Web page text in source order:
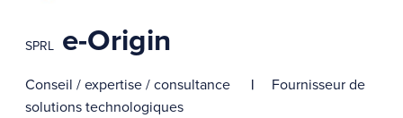
SPRL e-Origin
Conseil / expertise / consultance
Fournisseur de
solutions technologiques